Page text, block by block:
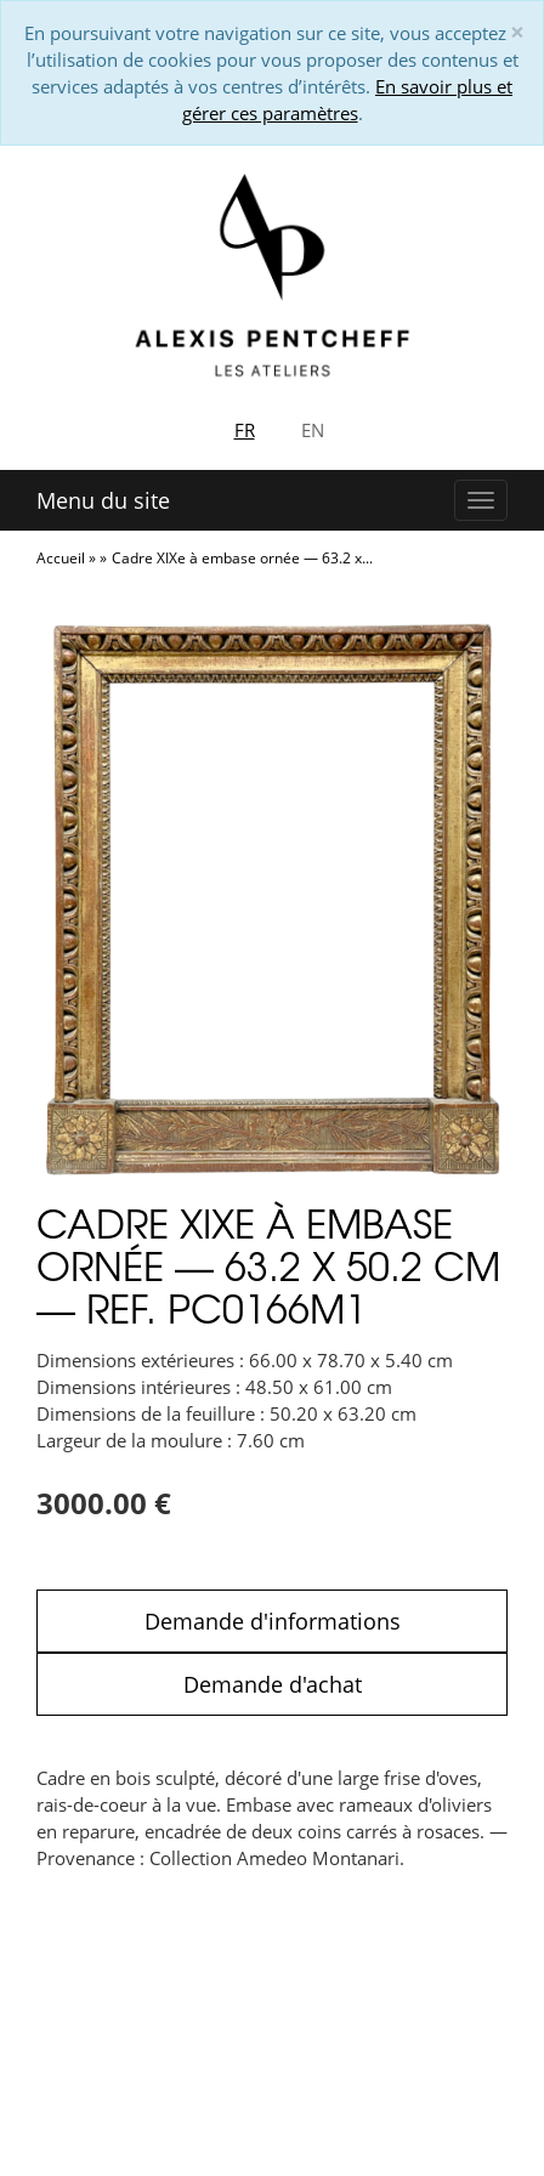
×
En poursuivant votre navigation sur ce site, vous acceptez
l’utilisation de cookies pour vous proposer des contenus et
services adaptés à vos centres d’intérêts. En savoir plus et
gérer ces paramètres.
FR EN
Menu du site
Accueil Cadre XIXe à embase ornée — 63.2 x...
CADRE XIXE À EMBASE
ORNÉE — 63.2 X 50.2 CM
— REF. PC0166M1
Dimensions extérieures : 66.00 x 78.70 x 5.40 cm
Dimensions intérieures : 48.50 x 61.00 cm
Dimensions de la feuillure : 50.20 x 63.20 cm
Largeur de la moulure : 7.60 cm
3000.00 €
Demande d'informations
Demande d'achat
Cadre en bois sculpté, décoré d'une large frise d'oves,
rais-de-coeur à la vue. Embase avec rameaux d'oliviers
en reparure, encadrée de deux coins carrés à rosaces. —
Provenance : Collection Amedeo Montanari.